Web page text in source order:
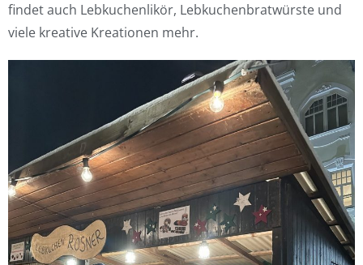
findet auch Lebkuchenlikör, Lebkuchenbratwürste und
viele kreative Kreationen mehr.